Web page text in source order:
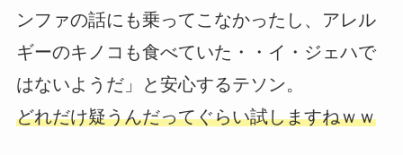
ンファの話にも乗ってこなかったし、アレル
ギーのキノコも食べていた・・イ・ジェハで
はないようだ」と安心するテソン。
どれだけ疑うんだってぐらい試しますねｗｗ